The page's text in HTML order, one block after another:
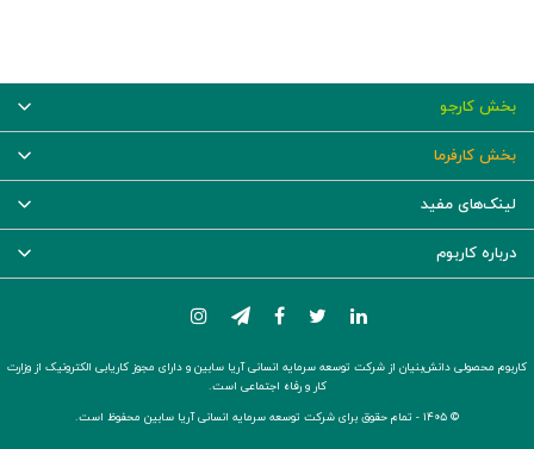
بخش کارجو
بخش کارفرما
لینک‌های مفید
درباره کاربوم
کاربوم محصولی دانش‌بنیان از شرکت توسعه سرمایه انسانی آریا سابین و دارای مجوز کاریابی الکترونیک از وزارت
کار و رفاه اجتماعی است.
© ۱۴۰۵ -
تمام حقوق برای شرکت توسعه سرمایه انسانی آریا سابین محفوظ است.